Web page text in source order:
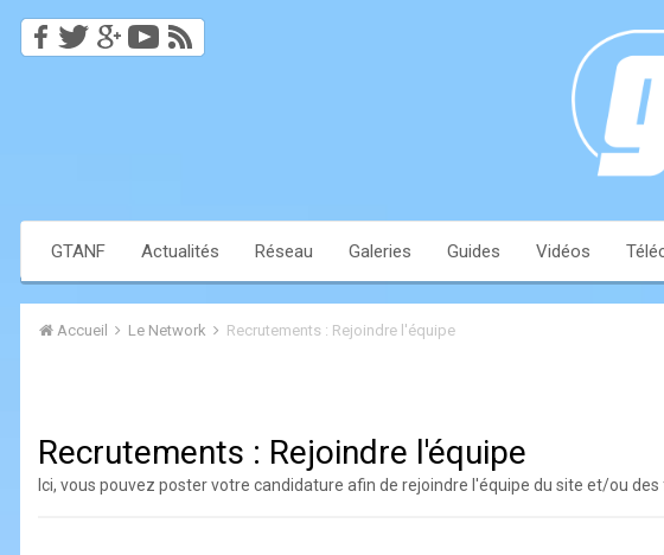
GTANF Actualités Réseau Galeries Guides Vidéos
Accueil Le Network Recrutements : Rejoindre l'équipe
Recrutements : Rejoindre l'équipe
Ici, vous pouvez poster votre candidature afin de rejoindre l'équipe du site et/ou